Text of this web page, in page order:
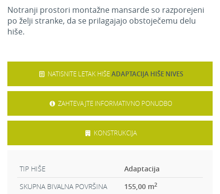
Notranji prostori montažne mansarde so razporejeni
po želji stranke, da se prilagajajo obstoječemu delu
hiše.
NATISNITE LETAK HIŠEADAPTACIJA HIŠE NIVES
ZAHTEVAJTE INFORMATIVNO PONUDBO
KONSTRUKCIJA
TIP HIŠE
Adaptacija
SKUPNA BIVALNA POVRŠINA
155,00 m2